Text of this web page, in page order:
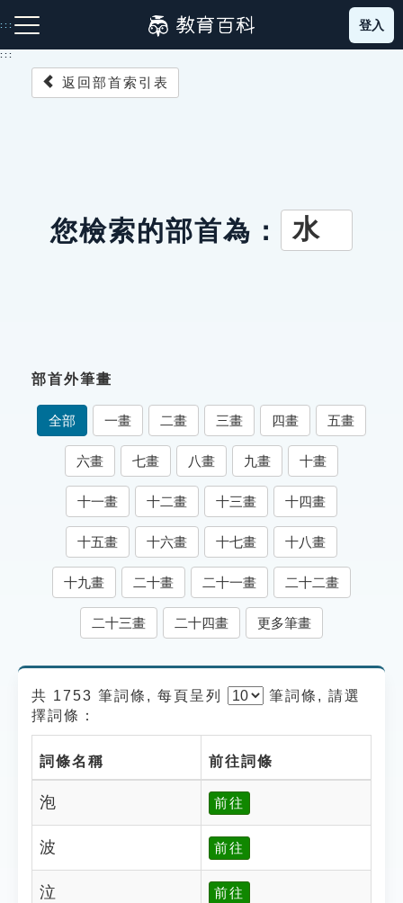
到
主
:::
成語故事
索引選單
知識索引
單字索引
生命大百科索引
遊戲專區
貓頭鷹博士
登入
:::
返回部首索引表
您檢索的部首為： 水
部首外筆畫
全部 一畫 二畫 三畫 四畫 五畫
六畫 七畫 八畫 九畫 十畫
十一畫 十二畫 十三畫 十四畫
十五畫 十六畫 十七畫 十八畫
十九畫 二十畫 二十一畫 二十二畫
二十三畫 二十四畫 更多筆畫
共 1753 筆詞條, 每頁呈列 筆詞條, 請選
擇詞條：
詞條名稱 前往詞條
泡 前往
波 前往
泣 前往